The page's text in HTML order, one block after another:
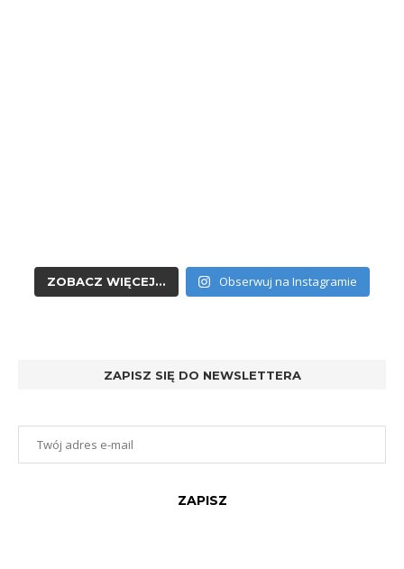
ZOBACZ WIĘCEJ... Obserwuj na Instagramie
ZAPISZ SIĘ DO NEWSLETTERA